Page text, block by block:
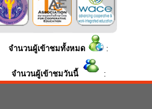
จำนวนผู้เข้าชมทั้งหมด :
จำนวนผู้เข้าชมวันนี้ :